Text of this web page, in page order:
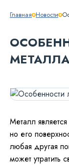
Главная Новости
Металл
но его
любая другая
может утратить